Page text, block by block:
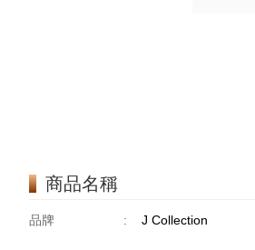
商品名稱
品牌 : J Collection